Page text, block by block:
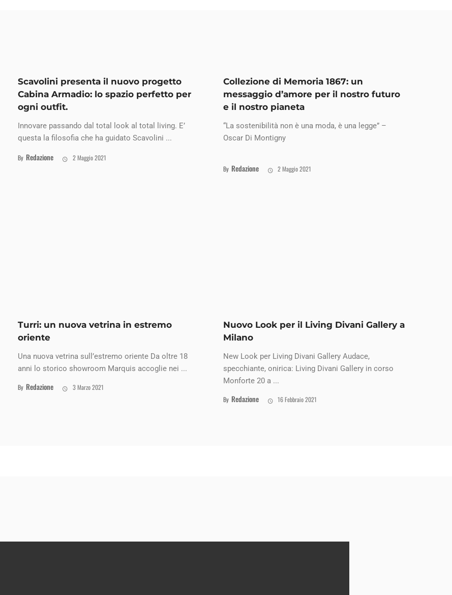
Scavolini presenta il nuovo progetto
Cabina Armadio: lo spazio perfetto per
ogni outfit.
Innovare passando dal total look al total living. E’
questa la filosofia che ha guidato Scavolini ...
By Redazione 2 Maggio 2021
Collezione di Memoria 1867: un
messaggio d’amore per il nostro futuro
e il nostro pianeta
“La sostenibilità non è una moda, è una legge” –
Oscar Di Montigny
By Redazione 2 Maggio 2021
Turri: un nuova vetrina in estremo
oriente
Una nuova vetrina sull’estremo oriente Da oltre 18
anni lo storico showroom Marquis accoglie nei ...
By Redazione 3 Marzo 2021
Nuovo Look per il Living Divani Gallery a
Milano
New Look per Living Divani Gallery Audace,
specchiante, onirica: Living Divani Gallery in corso
Monforte 20 a ...
By Redazione 16 Febbraio 2021